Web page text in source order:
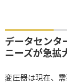
データセンタ
ニーズが急拡
変圧器は現在、